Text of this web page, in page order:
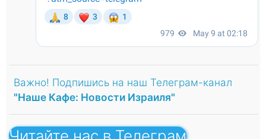
Важно! Подпишись на наш Телеграм-канал
"Наше Кафе: Новости Израиля"